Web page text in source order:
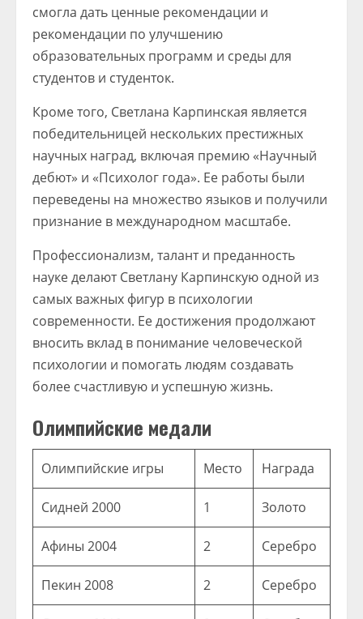
смогла дать ценные рекомендации и
рекомендации по улучшению
образовательных программ и среды для
студентов и студенток.
Кроме того, Светлана Карпинская является
победительницей нескольких престижных
научных наград, включая премию «Научный
дебют» и «Психолог года». Ее работы были
переведены на множество языков и получили
признание в международном масштабе.
Профессионализм, талант и преданность
науке делают Светлану Карпинскую одной из
самых важных фигур в психологии
современности. Ее достижения продолжают
вносить вклад в понимание человеческой
психологии и помогать людям создавать
более счастливую и успешную жизнь.
Олимпийские медали
Олимпийские игры Место Награда
Сидней 2000 1 Золото
Афины 2004 2 Серебро
Пекин 2008 2 Серебро